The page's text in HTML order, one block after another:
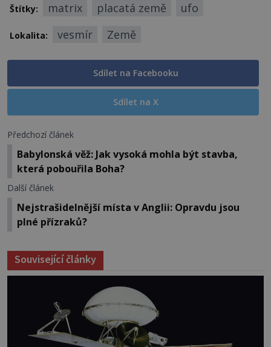
Štítky: matrix placatá země ufo
Lokalita: vesmír Země
Sdílet na Facebooku
Sdílet na X
Předchozí článek
Babylonská věž: Jak vysoká mohla být stavba,
která pobouřila Boha?
Další článek
Nejstrašidelnější místa v Anglii: Opravdu jsou
plné přízraků?
Související články